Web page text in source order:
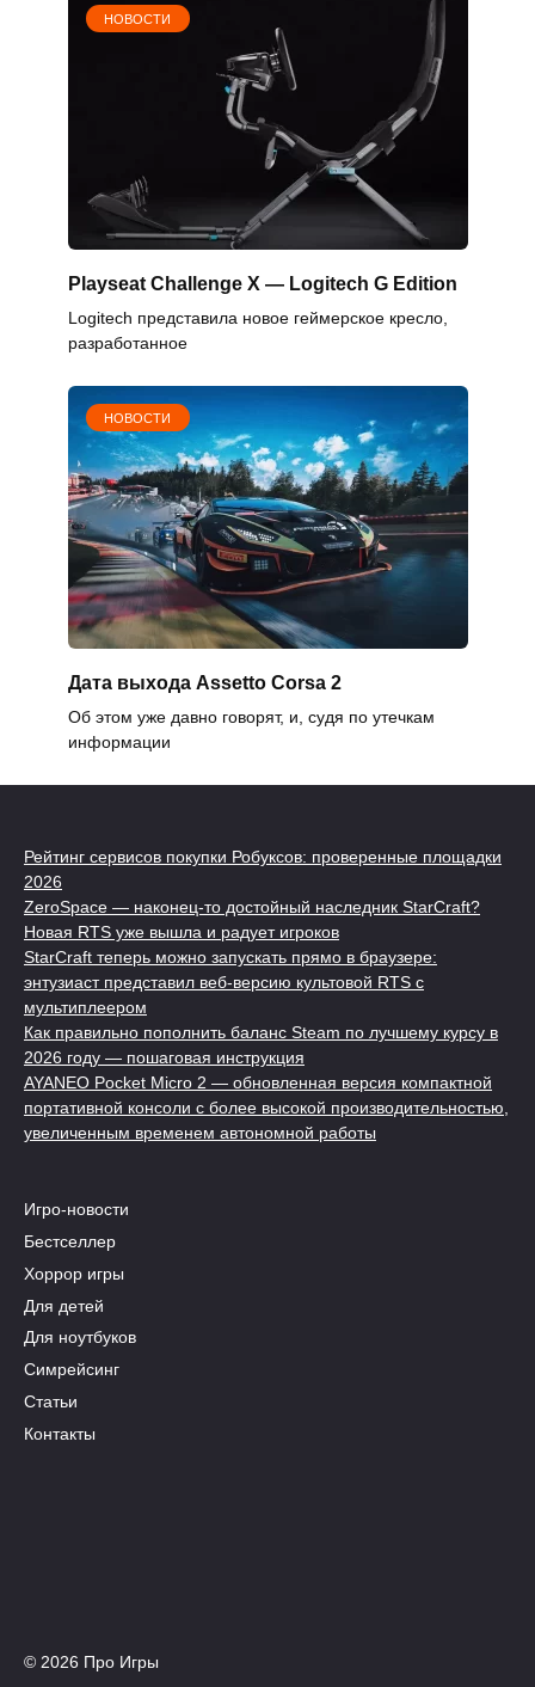
НОВОСТИ
Playseat Challenge X — Logitech G Edition
Logitech представила новое геймерское кресло,
разработанное
НОВОСТИ
Дата выхода Assetto Corsa 2
Об этом уже давно говорят, и, судя по утечкам
информации
Рейтинг сервисов покупки Робуксов: проверенные площадки
2026
ZeroSpace — наконец-то достойный наследник StarCraft?
Новая RTS уже вышла и радует игроков
StarCraft теперь можно запускать прямо в браузере:
энтузиаст представил веб-версию культовой RTS с
мультиплеером
Как правильно пополнить баланс Steam по лучшему курсу в
2026 году — пошаговая инструкция
AYANEO Pocket Micro 2 — обновленная версия компактной
портативной консоли с более высокой производительностью,
увеличенным временем автономной работы
Игро-новости
Бестселлер
Хоррор игры
Для детей
Для ноутбуков
Симрейсинг
Статьи
Контакты
© 2026 Про Игры